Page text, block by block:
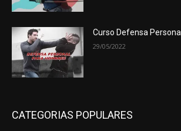
Curso Defensa Personal
29/05/2022
CATEGORIAS POPULARES